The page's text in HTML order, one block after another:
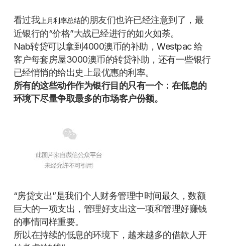
看过我上月利率总结的朋友们也许已经注意到了，最
近银行的“价格”大战已经进行的如火如荼。
Nab转贷可以拿到4000澳币的补助，Westpac 给
客户每套房屋3000澳币的转贷补助，还有一些银行
已经悄悄的给出史上最优惠的利率。
所有的这些动作作为银行目的只有一个：在低息的
环境下尽量争取最多的市场客户份额。
“房贷支出”是我们个人财务管理中时间最久，数额
巨大的一项支出，管理好支出这一项和管理好赚钱
的事情同样重要。
所以在持续的低息的环境下，越来越多的借款人开